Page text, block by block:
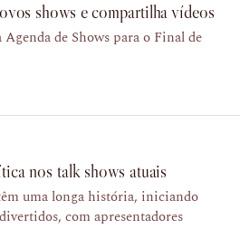
shows e compartilha vídeos
de Shows para o Final de
nos talk shows atuais
uma longa história, iniciando
com apresentadores